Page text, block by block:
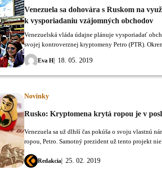
Venezuela sa dohovára s Ruskom na
k vysporiadaniu vzájomných obchodov
Eva H 18. 05. 2019
Venezuelská vláda údajne plánuje vysporiadať
svojej kontroverznej kryptomeny Petro (PTR).
vzájomnom obchode medzi Venezuelou a Ruskom
rubľa.
Novinky
Rusko: Kryptomena krytá ropou je v
Redakcia 25. 02. 2019
Venezuela sa už dlhší čas pokúša o svoju vlastnú
ropou, Petro. Samotný prezident už tento projekt